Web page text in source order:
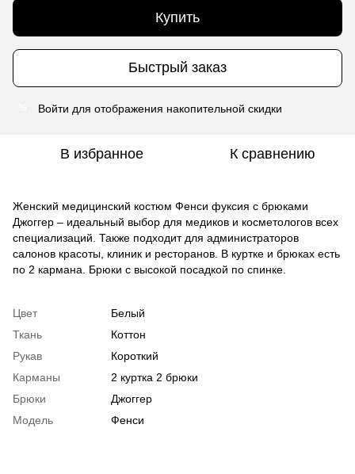
Купить
Быстрый заказ
Войти для отображения накопительной скидки
В избранное К сравнению
Женский медицинский костюм Фенси фуксия с брюками
Джоггер – идеальный выбор для медиков и косметологов всех
специализаций. Также подходит для администраторов
салонов красоты, клиник и ресторанов. В куртке и брюках есть
по 2 кармана. Брюки с высокой посадкой по спинке.
Цвет
Белый
Ткань
Коттон
Рукав
Короткий
Карманы
2 куртка 2 брюки
Брюки
Джоггер
Модель
Фенси